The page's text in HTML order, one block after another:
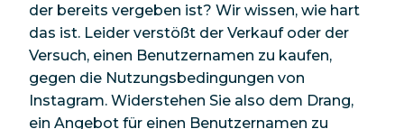
der bereits vergeben ist? Wir wissen, wie hart
das ist. Leider verstößt der Verkauf oder der
Versuch, einen Benutzernamen zu kaufen,
gegen die Nutzungsbedingungen von
Instagram. Widerstehen Sie also dem Drang,
ein Angebot für einen Benutzernamen zu